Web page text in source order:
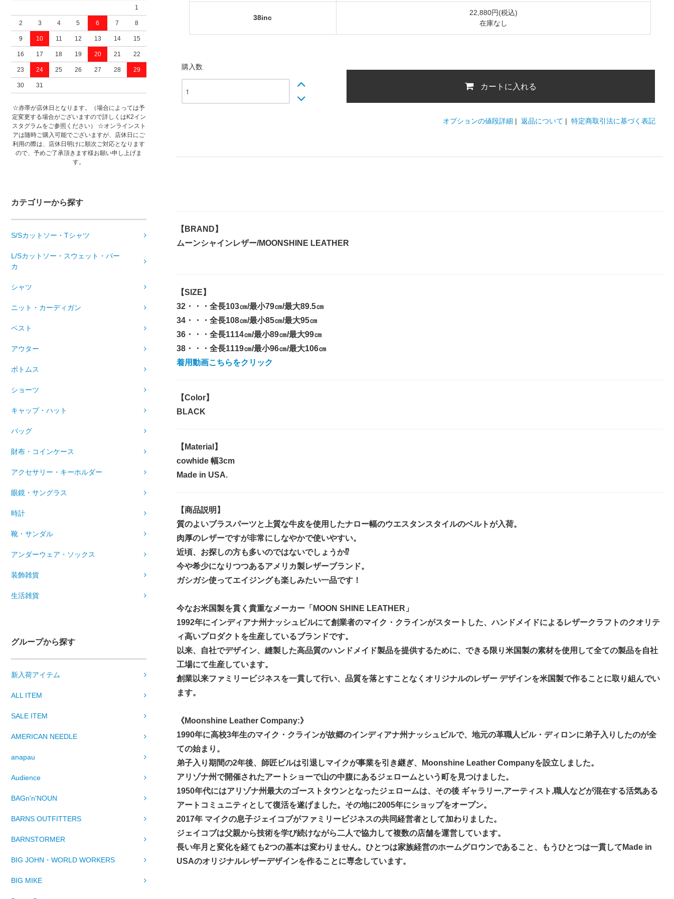
1
2 3 4 5 6 7 8
9 10 11 12 13 14 15
16 17 18 19 20 21 22
23 24 25 26 27 28 29
30 31
☆赤帯が店休日となります。（場合によっては予
定変更する場合がございますので詳しくはK2イン
スタグラムをご参照ください） ☆オンラインスト
アは随時ご購入可能でございますが、店休日にご
利用の際は、店休日明けに順次ご対応となります
ので、予めご了承頂きます様お願い申し上げま
す。
カテゴリーから探す
S/Sカットソー・Tシャツ
L/Sカットソー・スウェット・パー
カ
シャツ
ニット・カーディガン
ベスト
アウター
ボトムス
ショーツ
キャップ・ハット
バッグ
財布・コインケース
アクセサリー・キーホルダー
眼鏡・サングラス
時計
靴・サンダル
アンダーウェア・ソックス
装飾雑貨
生活雑貨
グループから探す
新入荷アイテム
ALL ITEM
SALE ITEM
AMERICAN NEEDLE
anapau
Audience
BAGn'n'NOUN
BARNS OUTFITTERS
BARNSTORMER
BIG JOHN・WORLD WORKERS
BIG MIKE
38inc
22,880円(税込)
在庫なし
購入数
カートに入れる
オプションの値段詳細 | 返品について | 特定商取引法に基づく表記
【BRAND】
ムーンシャインレザー/MOONSHINE LEATHER
【SIZE】
32・・・全長103㎝/最小79㎝/最大89.5㎝
34・・・全長108㎝/最小85㎝/最大95㎝
36・・・全長1114㎝/最小89㎝/最大99㎝
38・・・全長1119㎝/最小96㎝/最大106㎝
着用動画こちらをクリック
【Color】
BLACK
【Material】
cowhide 幅3cm
Made in USA.
【商品説明】
質のよいブラスパーツと上質な牛皮を使用したナロー幅のウエスタンスタイルのベルトが入荷。
肉厚のレザーですが非常にしなやかで使いやすい。
近頃、お探しの方も多いのではないでしょうか⁉
今や希少になりつつあるアメリカ製レザーブランド。
ガシガシ使ってエイジングも楽しみたい一品です！
今なお米国製を貫く貴重なメーカー「MOON SHINE LEATHER」
1992年にインディアナ州ナッシュビルにて創業者のマイク・クラインがスタートした、ハンドメイドによるレザークラフトのクオリテ
ィ高いプロダクトを生産しているブランドです。
以来、自社でデザイン、縫製した高品質のハンドメイド製品を提供するために、できる限り米国製の素材を使用して全ての製品を自社
工場にて生産しています。
創業以来ファミリービジネスを一貫して行い、品質を落とすことなくオリジナルのレザー デザインを米国製で作ることに取り組んでい
ます。
《Moonshine Leather Company:》
1990年に高校3年生のマイク・クラインが故郷のインディアナ州ナッシュビルで、地元の革職人ビル・ディロンに弟子入りしたのが全
ての始まり。
弟子入り期間の2年後、師匠ビルは引退しマイクが事業を引き継ぎ、Moonshine Leather Companyを設立しました。
アリゾナ州で開催されたアートショーで山の中腹にあるジェロームという町を見つけました。
1950年代にはアリゾナ州最大のゴーストタウンとなったジェロームは、その後 ギャラリー,アーティスト,職人などが混在する活気ある
アートコミュニティとして復活を遂げました。その地に2005年にショップをオープン。
2017年 マイクの息子ジェイコブがファミリービジネスの共同経営者として加わりました。
ジェイコブは父親から技術を学び続けながら二人で協力して複数の店舗を運営しています。
長い年月と変化を経ても2つの基本は変わりません。ひとつは家族経営のホームグロウンであること、もうひとつは一貫してMade in
USAのオリジナルレザーデザインを作ることに専念しています。